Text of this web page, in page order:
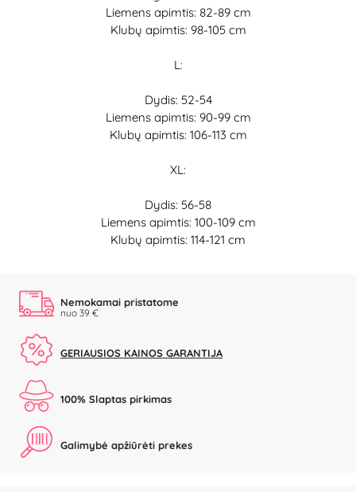
Liemens apimtis: 82-89 cm
Klubų apimtis: 98-105 cm
L:
Dydis: 52-54
Liemens apimtis: 90-99 cm
Klubų apimtis: 106-113 cm
XL:
Dydis: 56-58
Liemens apimtis: 100-109 cm
Klubų apimtis: 114-121 cm
Nemokamai pristatome
nuo 39 €
GERIAUSIOS KAINOS GARANTIJA
100% Slaptas pirkimas
Galimybė apžiūrėti prekes